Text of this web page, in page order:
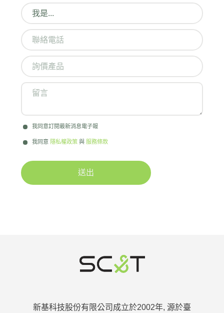
我同意訂閱最新消息電子報
我同意 隱私權政策 與 服務條款
新基科技股份有限公司成立於2002年, 源於臺